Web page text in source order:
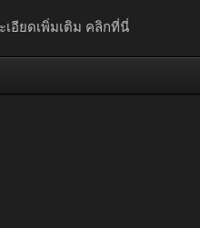
เอียดเพิ่มเติม คลิกที่นี่